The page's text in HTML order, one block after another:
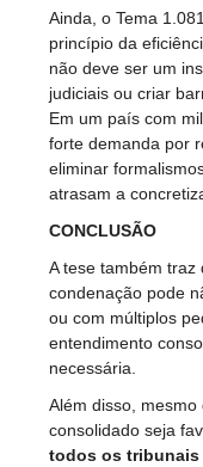
Ainda, o Tema
princípio da
não deve ser um
judiciais ou criar
Em um país com
forte demanda por
eliminar
atrasam a
CONCLUSÃO
A tese também traz
condenação pode
ou com múltiplos
entendimento
necessária.
Além disso,
consolidado seja
todos os tribunais